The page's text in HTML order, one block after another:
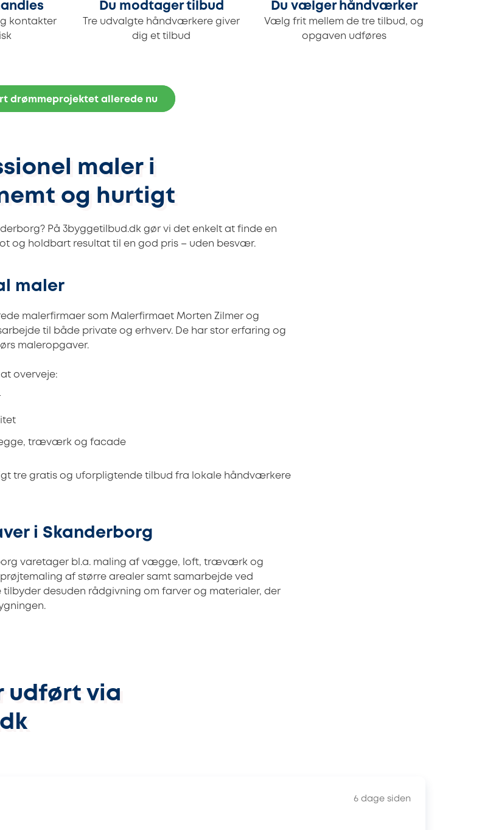
kontakter
Du modtager tilbud
Tre udvalgte håndværkere giver
dig et tilbud
Du vælger håndværker
Vælg frit mellem de tre tilbud, og
opgaven udføres
drømmeprojektet allerede nu
maler i
og hurtigt
På 3byggetilbud.dk gør vi det enkelt at finde en
og holdbart resultat til en god pris – uden besvær.
maler
malerfirmaer som Malerfirmaet Morten Zilmer og
til både private og erhverv. De har stor erfaring og
maleropgaver.
overveje:
træværk og facade
tre gratis og uforpligtende tilbud fra lokale håndværkere
i Skanderborg
varetager bl.a. maling af vægge, loft, træværk og
af større arealer samt samarbejde ved
desuden rådgivning om farver og materialer, der
udført via
6 dage siden